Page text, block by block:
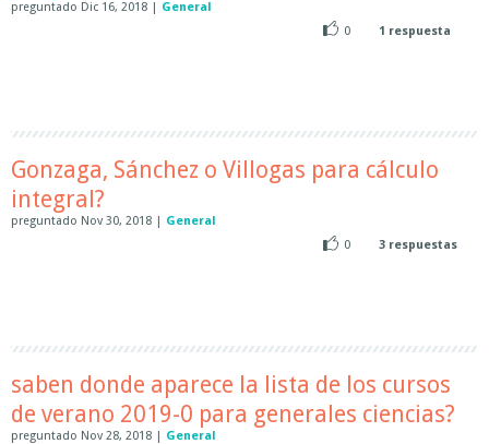
preguntado Dic 16, 2018 | General
0
1 respuesta
Gonzaga, Sánchez o Villogas para cálculo
integral?
preguntado Nov 30, 2018 | General
0
3 respuestas
saben donde aparece la lista de los cursos
de verano 2019-0 para generales ciencias?
preguntado Nov 28, 2018 | General